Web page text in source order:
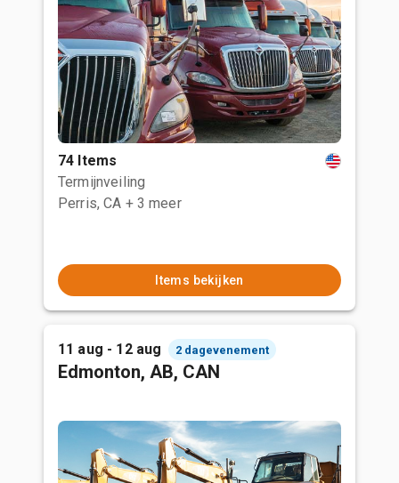
74 Items
Termijnveiling
Perris, CA + 3 meer
Items bekijken
11 aug - 12 aug 2 dagevenement
Edmonton, AB, CAN